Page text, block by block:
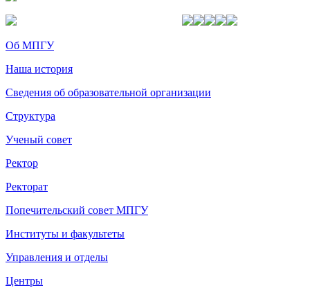
Об МПГУ
Наша история
Сведения об образовательной организации
Структура
Ученый совет
Ректор
Ректорат
Попечительский совет МПГУ
Институты и факультеты
Управления и отделы
Центры